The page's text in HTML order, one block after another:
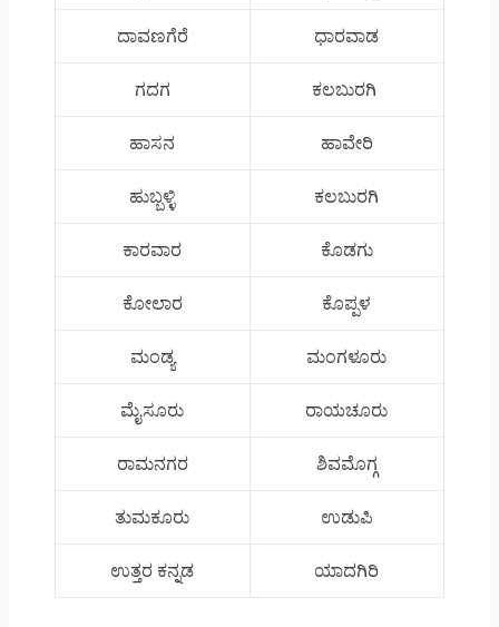
ದಾವಣಗೆರೆ ಧಾರವಾಡ
ಗದಗ ಕಲಬುರಗಿ
ಹಾಸನ ಹಾವೇರಿ
ಹುಬ್ಬಳ್ಳಿ ಕಲಬುರಗಿ
ಕಾರವಾರ ಕೊಡಗು
ಕೋಲಾರ ಕೊಪ್ಪಳ
ಮಂಡ್ಯ ಮಂಗಳೂರು
ಮೈಸೂರು ರಾಯಚೂರು
ರಾಮನಗರ ಶಿವಮೊಗ್ಗ
ತುಮಕೂರು ಉಡುಪಿ
ಉತ್ತರ ಕನ್ನಡ ಯಾದಗಿರಿ